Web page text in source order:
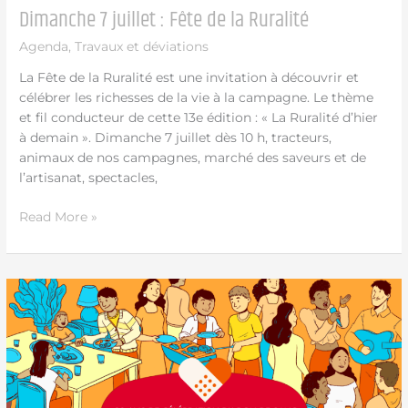
Dimanche 7 juillet : Fête de la Ruralité
Agenda,Travaux et déviations
La Fête de la Ruralité est une invitation à découvrir et
célébrer les richesses de la vie à la campagne. Le thème
et fil conducteur de cette 13e édition : « La Ruralité d’hier
à demain ». Dimanche 7 juillet dès 10 h, tracteurs,
animaux de nos campagnes, marché des saveurs et de
l’artisanat, spectacles,
Read More »
14
juin
:
Journée
Mondiale
du